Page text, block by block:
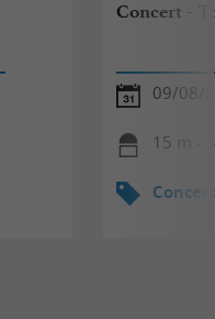
Concert -
09/08/
15 m -